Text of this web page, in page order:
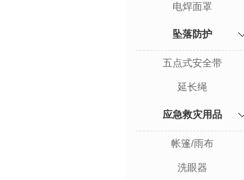
电焊面罩
坠落防护
五点式安全带
延长绳
应急救灾用品
帐篷/雨布
洗眼器